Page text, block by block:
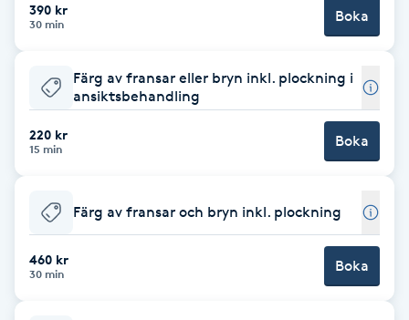
Gravidyoga
Gruppträning
Gua Sha-massage
Hatha Yoga
Headspa
Healing
390 kr
30 min Boka
Färg av fransar eller bryn inkl. plockning i
ansiktsbehandling
220 kr
15 min Boka
Färg av fransar och bryn inkl. plockning
460 kr
30 min Boka